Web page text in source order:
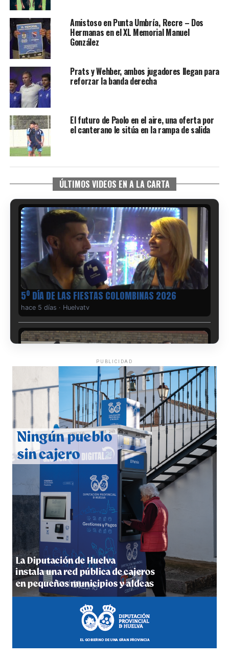
Amistoso en Punta Umbría, Recre – Dos
Hermanas en el XL Memorial Manuel
González
Prats y Wehber, ambos jugadores llegan para
reforzar la banda derecha
El futuro de Paolo en el aire, una oferta por
el canterano le sitúa en la rampa de salida
ÚLTIMOS VIDEOS EN A LA CARTA
5º DÍA DE LAS FIESTAS COLOMBINAS 2026
hace 5 días · Huelvatv
CUARTA CORRIDA DE LAS FIESTAS COLOMBINAS
2026
hace 6 días·Huelvatv
4º DÍA DE LAS FIESTAS COLOMBINAS 2026
hace 6 días·Huelvatv
PUBLICIDAD